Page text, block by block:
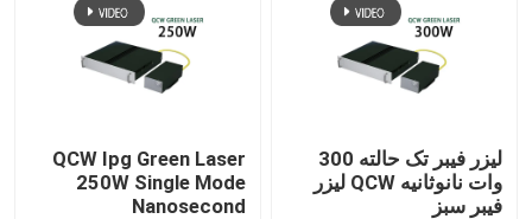
لیزر فیبر تک حالته 300
وات نانوثانیه QCW لیزر
فیبر سبز
QCW Ipg Green Laser
250W Single Mode
Nanosecond